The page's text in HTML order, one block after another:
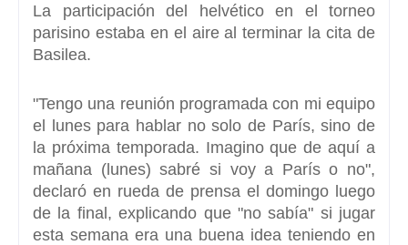
La participación del helvético en el torneo
parisino estaba en el aire al terminar la cita de
Basilea.
"Tengo una reunión programada con mi equipo
el lunes para hablar no solo de París, sino de
la próxima temporada. Imagino que de aquí a
mañana (lunes) sabré si voy a París o no",
declaró en rueda de prensa el domingo luego
de la final, explicando que "no sabía" si jugar
esta semana era una buena idea teniendo en